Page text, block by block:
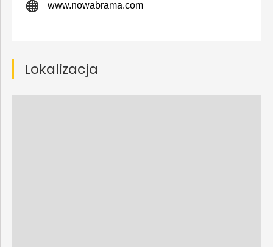
www.nowabrama.com
Lokalizacja